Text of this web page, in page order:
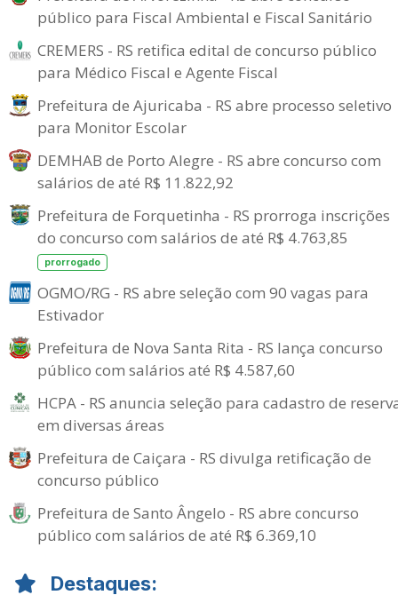
público para Fiscal Ambiental e Fiscal Sanitário
CREMERS - RS retifica edital de concurso público
para Médico Fiscal e Agente Fiscal
Prefeitura de Ajuricaba - RS abre processo seletivo
para Monitor Escolar
DEMHAB de Porto Alegre - RS abre concurso com
salários de até R$ 11.822,92
Prefeitura de Forquetinha - RS prorroga inscrições
do concurso com salários de até R$ 4.763,85
prorrogado
OGMO/RG - RS abre seleção com 90 vagas para
Estivador
Prefeitura de Nova Santa Rita - RS lança concurso
público com salários até R$ 4.587,60
HCPA - RS anuncia seleção para cadastro de
em diversas áreas
Prefeitura de Caiçara - RS divulga retificação de
concurso público
Prefeitura de Santo Ângelo - RS abre concurso
público com salários de até R$ 6.369,10
Destaques: